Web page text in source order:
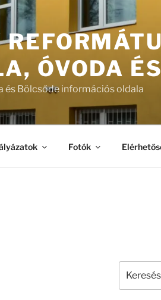
ÓVODA
és Bölcsőde információs oldala
Fotók
következő